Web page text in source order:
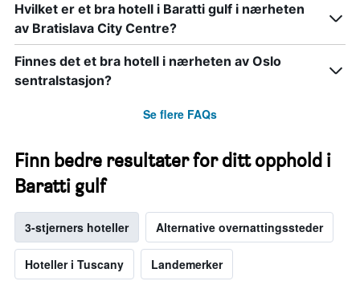
Hvilket er et bra hotell i Baratti gulf i nærheten
av Bratislava City Centre?
Finnes det et bra hotell i nærheten av Oslo
sentralstasjon?
Se flere FAQs
Finn bedre resultater for ditt opphold i
Baratti gulf
3-stjerners hoteller Alternative overnattingssteder
Hoteller i Tuscany Landemerker